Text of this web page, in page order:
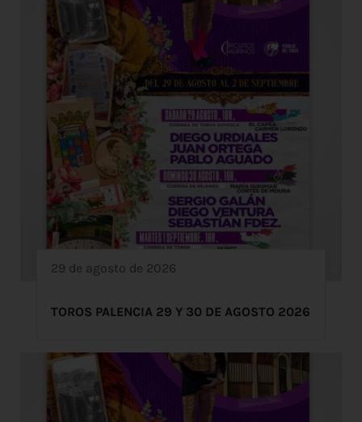
29 de agosto de 2026
TOROS PALENCIA 29 Y 30 DE AGOSTO 2026